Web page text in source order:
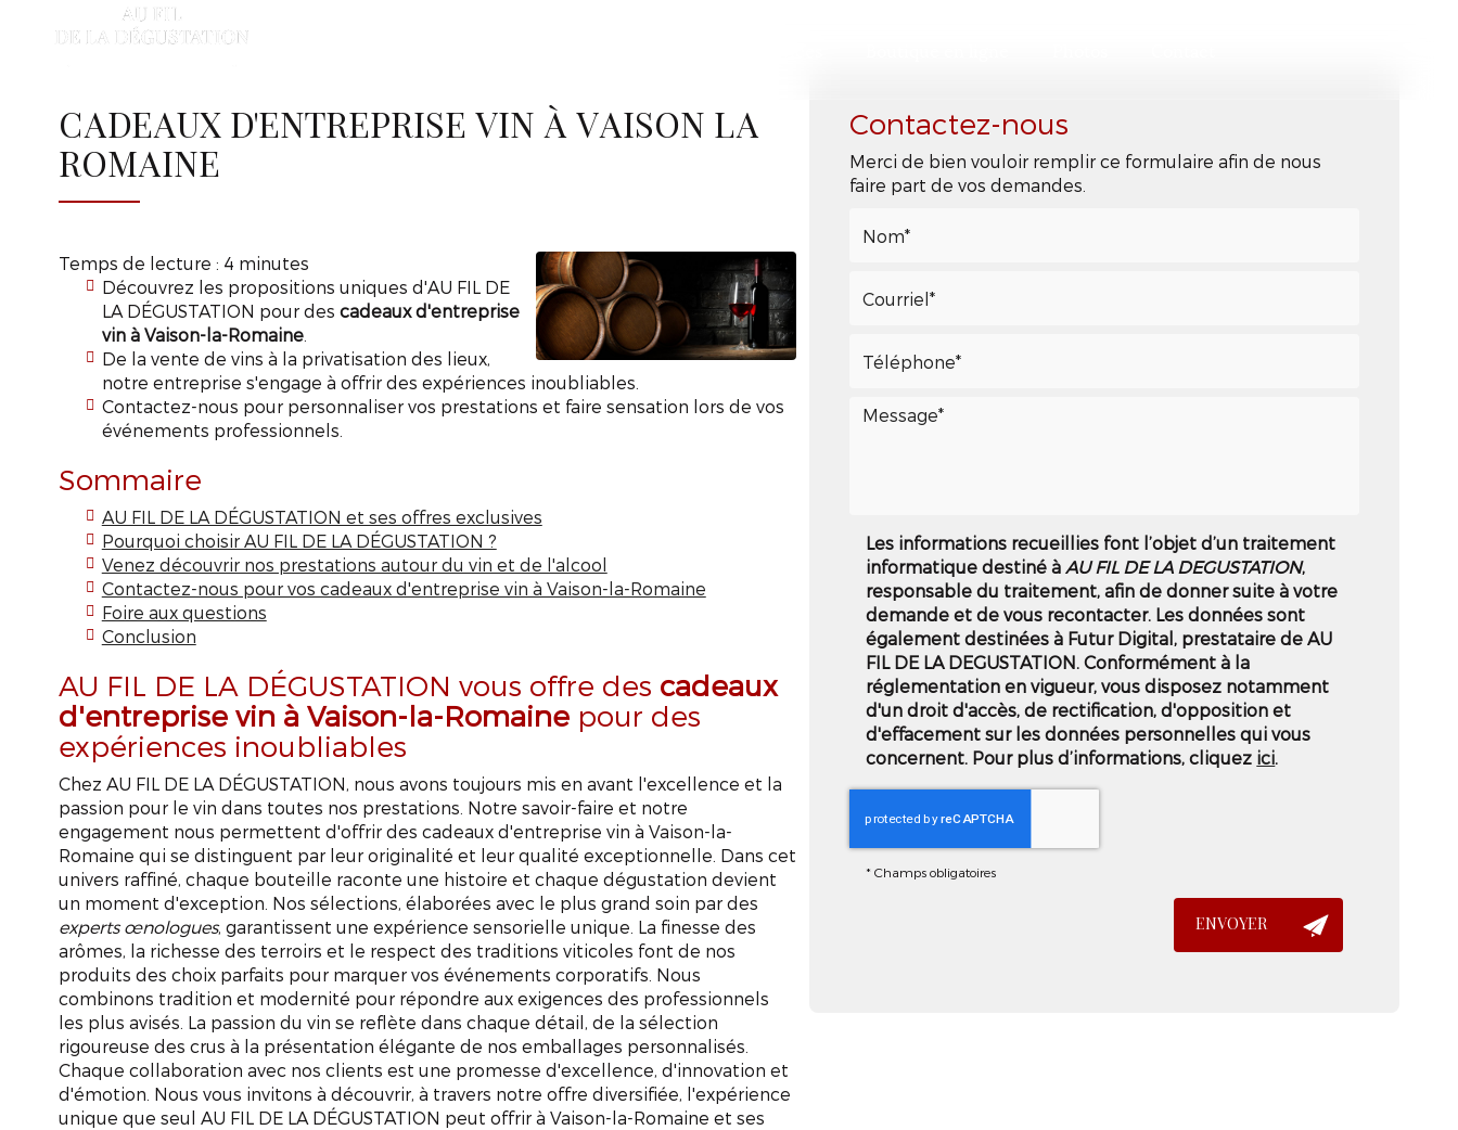
CADEAUX D'ENTREPRISE VIN À VAISON LA
ROMAINE
Temps de lecture : 4 minutes
Découvrez les propositions uniques d'AU FIL DE
LA DÉGUSTATION pour des cadeaux d'entreprise
vin à Vaison-la-Romaine.
De la vente de vins à la privatisation des lieux,
notre entreprise s'engage à offrir des expériences inoubliables.
Contactez-nous pour personnaliser vos prestations et faire sensation lors de vos
événements professionnels.
Sommaire
AU FIL DE LA DÉGUSTATION et ses offres exclusives
Pourquoi choisir AU FIL DE LA DÉGUSTATION ?
Venez découvrir nos prestations autour du vin et de l'alcool
Contactez-nous pour vos cadeaux d'entreprise vin à Vaison-la-Romaine
Foire aux questions
Conclusion
AU FIL DE LA DÉGUSTATION vous offre des cadeaux
d'entreprise vin à Vaison-la-Romainepour des
expériences inoubliables
Chez AU FIL DE LA DÉGUSTATION, nous avons toujours mis en avant l'excellence et la
passion pour le vin dans toutes nos prestations. Notre savoir-faire et notre
engagement nous permettent d'offrir des cadeaux d'entreprise vin à Vaison-la-
Romaine qui se distinguent par leur originalité et leur qualité exceptionnelle. Dans cet
univers raffiné, chaque bouteille raconte une histoire et chaque dégustation devient
un moment d'exception. Nos sélections, élaborées avec le plus grand soin par des
experts œnologues, garantissent une expérience sensorielle unique. La finesse des
arômes, la richesse des terroirs et le respect des traditions viticoles font de nos
produits des choix parfaits pour marquer vos événements corporatifs. Nous
combinons tradition et modernité pour répondre aux exigences des professionnels
les plus avisés. La passion du vin se reflète dans chaque détail, de la sélection
rigoureuse des crus à la présentation élégante de nos emballages personnalisés.
Chaque collaboration avec nos clients est une promesse d'excellence, d'innovation et
d'émotion. Nous vous invitons à découvrir, à travers notre offre diversifiée, l'expérience
unique que seul AU FIL DE LA DÉGUSTATION peut offrir à Vaison-la-Romaine et ses
Contactez-nous
Merci de bien vouloir remplir ce formulaire afin de nous
faire part de vos demandes.
Les informations recueillies font l’objet d’un traitement
informatique destiné à AU FIL DE LA DEGUSTATION,
responsable du traitement, afin de donner suite à votre
demande et de vous recontacter. Les données sont
également destinées à Futur Digital, prestataire de AU
FIL DE LA DEGUSTATION. Conformément à la
réglementation en vigueur, vous disposez notamment
d'un droit d'accès, de rectification, d'opposition et
d'effacement sur les données personnelles qui vous
concernent. Pour plus d’informations, cliquez ici.
*Champs obligatoires